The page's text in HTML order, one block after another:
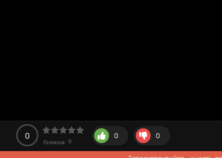
0
Голосов: 0
0 0